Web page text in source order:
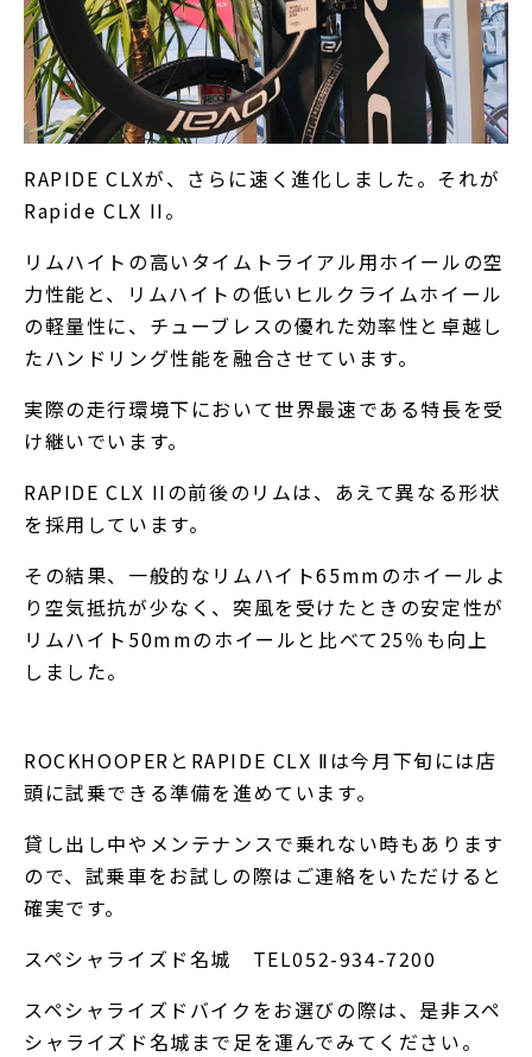
RAPIDE CLXが、さらに速く進化しました。それが
Rapide CLX II。
リムハイトの高いタイムトライアル用ホイールの空
力性能と、リムハイトの低いヒルクライムホイール
の軽量性に、チューブレスの優れた効率性と卓越し
たハンドリング性能を融合させています。
実際の走行環境下において世界最速である特長を受
け継いでいます。
RAPIDE CLX IIの前後のリムは、あえて異なる形状
を採用しています。
その結果、一般的なリムハイト65mmのホイールよ
り空気抵抗が少なく、突風を受けたときの安定性が
リムハイト50mmのホイールと比べて25％も向上
しました。
ROCKHOOPERとRAPIDE CLX Ⅱは今月下旬には店
頭に試乗できる準備を進めています。
貸し出し中やメンテナンスで乗れない時もあります
ので、試乗車をお試しの際はご連絡をいただけると
確実です。
スペシャライズド名城 TEL052-934-7200
スペシャライズドバイクをお選びの際は、是非スペ
シャライズド名城まで足を運んでみてください。